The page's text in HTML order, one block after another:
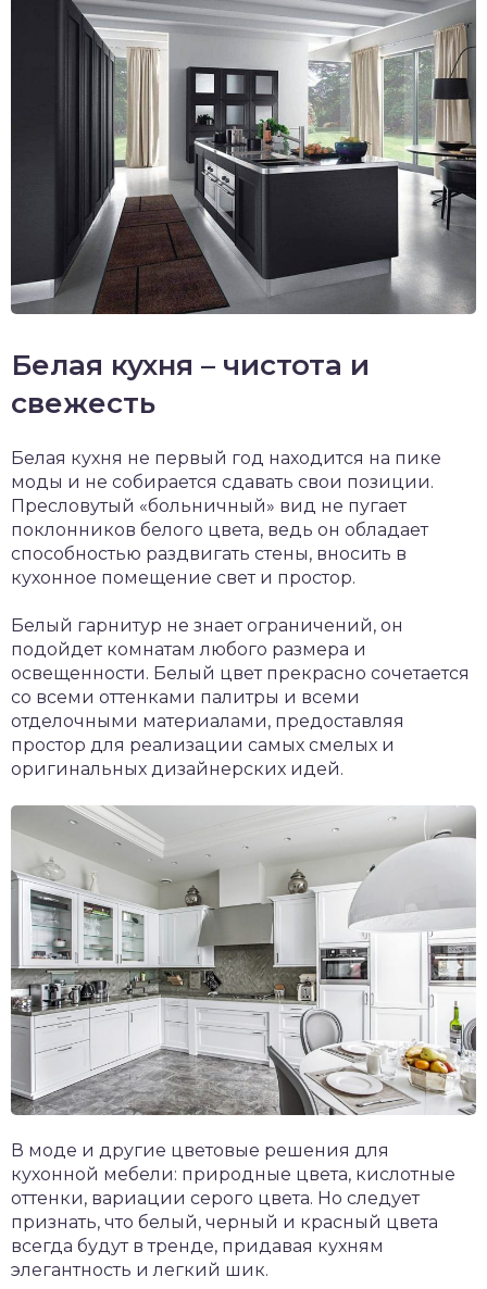
Белая кухня – чистота и
свежесть
Белая кухня не первый год находится на пике
моды и не собирается сдавать свои позиции.
Пресловутый «больничный» вид не пугает
поклонников белого цвета, ведь он обладает
способностью раздвигать стены, вносить в
кухонное помещение свет и простор.
Белый гарнитур не знает ограничений, он
подойдет комнатам любого размера и
освещенности. Белый цвет прекрасно сочетается
со всеми оттенками палитры и всеми
отделочными материалами, предоставляя
простор для реализации самых смелых и
оригинальных дизайнерских идей.
В моде и другие цветовые решения для
кухонной мебели: природные цвета, кислотные
оттенки, вариации серого цвета. Но следует
признать, что белый, черный и красный цвета
всегда будут в тренде, придавая кухням
элегантность и легкий шик.